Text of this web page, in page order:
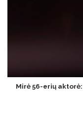
Mirė 56-erių